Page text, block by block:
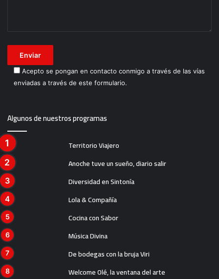
Acepto se pongan en contacto conmigo a través de las vías
enviadas a través de este formulario.
Algunos de nuestros programas
Territorio Viajero
Anoche tuve un sueño, diario salir
Diversidad en Sintonía
Lola & Compañía
Cocina con Sabor
Música Divina
De bodegas con la bruja Viri
Welcome Olé, la ventana del arte